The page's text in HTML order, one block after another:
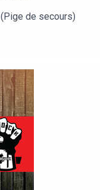
IROCK24/7 du 30 juin 2026 (Pige de secours)